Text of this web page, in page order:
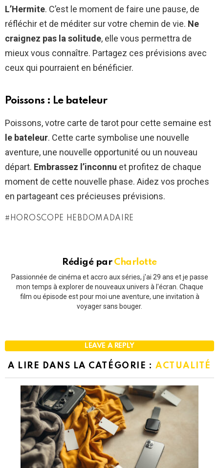
L’Hermite. C’est le moment de faire une pause, de
réfléchir et de méditer sur votre chemin de vie. Ne
craignez pas la solitude, elle vous permettra de
mieux vous connaître. Partagez ces prévisions avec
ceux qui pourraient en bénéficier.
Poissons : Le bateleur
Poissons, votre carte de tarot pour cette semaine est
le bateleur. Cette carte symbolise une nouvelle
aventure, une nouvelle opportunité ou un nouveau
départ. Embrassez l’inconnu et profitez de chaque
moment de cette nouvelle phase. Aidez vos proches
en partageant ces précieuses prévisions.
HOROSCOPE HEBDOMADAIRE
Rédigé par Charlotte
Passionnée de cinéma et accro aux séries, j'ai 29 ans et je passe
mon temps à explorer de nouveaux univers à l'écran. Chaque
film ou épisode est pour moi une aventure, une invitation à
voyager sans bouger.
LEAVE A REPLY
A LIRE DANS LA CATÉGORIE : ACTUALITÉ